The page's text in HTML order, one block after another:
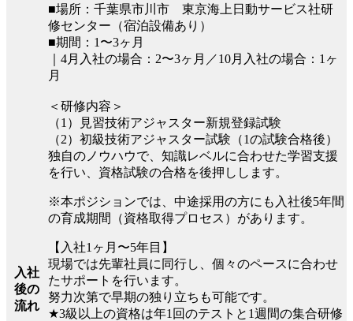
入社
後の
流れ
■場所：千葉県市川市 東京海上日動サービス社研
修センター（宿泊設備あり）
■期間：1〜3ヶ月
｜4月入社の場合：2〜3ヶ月／10月入社の場合：1ヶ
月
＜研修内容＞
（1）見習技術アジャスター新規登録試験
（2）初級技術アジャスター試験（1の試験合格後）
独自のノウハウで、知識レベルに合わせた学習支援
を行い、資格試験の合格を後押しします。
※本ポジションでは、中途採用の方にも入社後5年間
の育成期間（資格取得プロセス）があります。
【入社1ヶ月〜5年目】
現場では先輩社員に同行し、個々のペースに合わせ
たサポートを行います。
努力次第で早期の独り立ちも可能です。
★3級以上の資格は年1回のテストと1週間の集合研修